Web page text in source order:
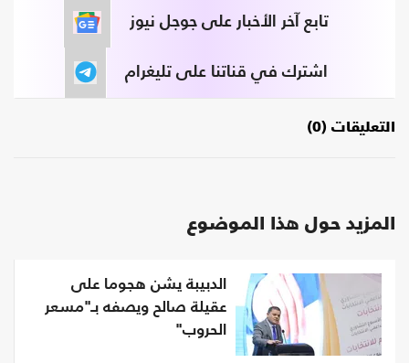
تابع آخر الأخبار على جوجل نيوز
اشترك في قناتنا على تليغرام
التعليقات (0)
المزيد حول هذا الموضوع
الدبيبة يشن هجوما على
عقيلة صالح ويصفه بـ"مسعر
الحروب"